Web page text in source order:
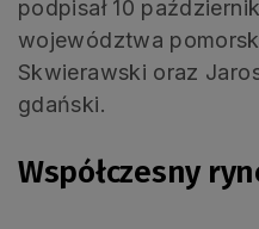
podpisał 10
województwa
Skwierawski oraz
gdański.
Współczesny